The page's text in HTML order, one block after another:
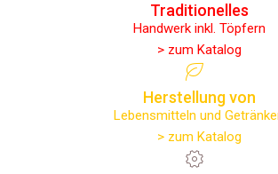
Traditionelles
Handwerk inkl. Töpfern
> zum Katalog
Herstellung von
Lebensmitteln und
> zum Katalog